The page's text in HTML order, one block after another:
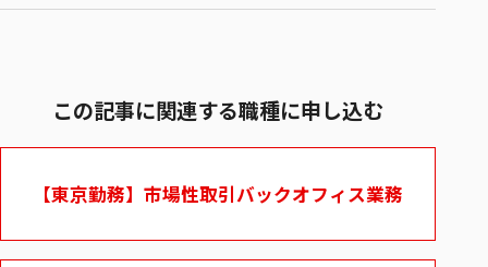
この記事に関連する職種に申し込む
【東京勤務】市場性取引バックオフィス業務